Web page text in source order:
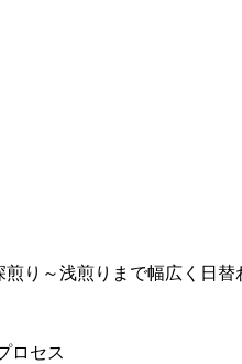
り～浅煎りまで幅広く日替
ロセス